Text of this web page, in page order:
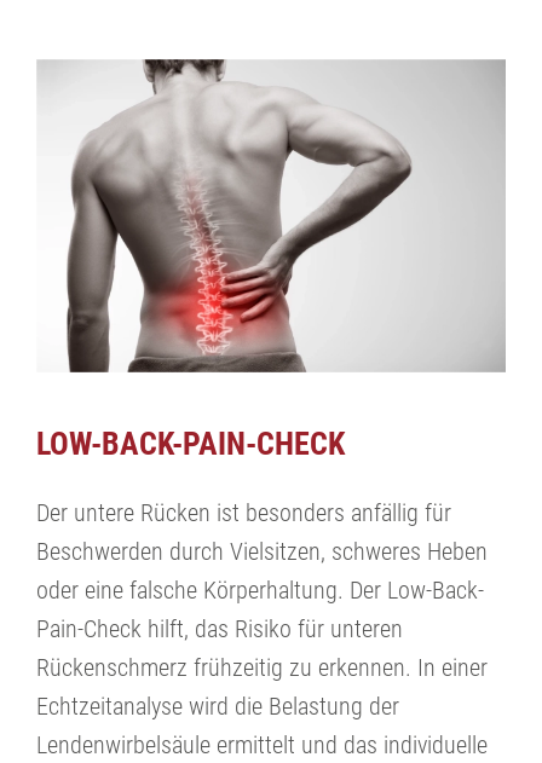
LOW-BACK-PAIN-CHECK
Der untere Rücken ist besonders anfällig für
Beschwerden durch Vielsitzen, schweres Heben
oder eine falsche Körperhaltung. Der Low-Back-
Pain-Check hilft, das Risiko für unteren
Rückenschmerz frühzeitig zu erkennen. In einer
Echtzeitanalyse wird die Belastung der
Lendenwirbelsäule ermittelt und das individuelle